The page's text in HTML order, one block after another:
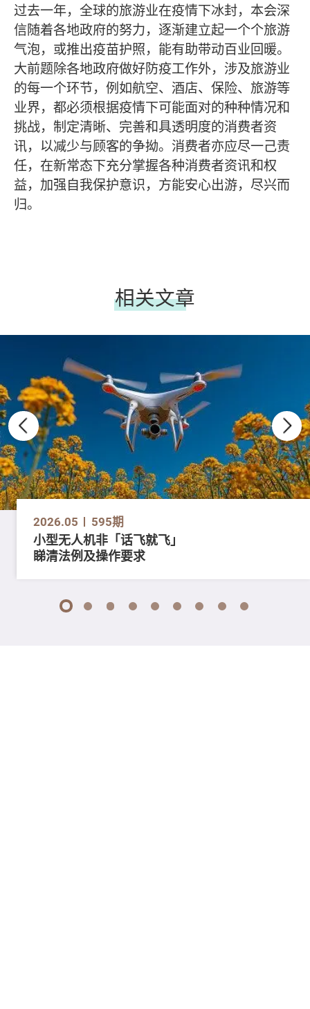
过去一年，全球的旅游业在疫情下冰封，本会深
信随着各地政府的努力，逐渐建立起一个个旅游
气泡，或推出疫苗护照，能有助带动百业回暖。
大前题除各地政府做好防疫工作外，涉及旅游业
的每一个环节，例如航空、酒店、保险、旅游等
业界，都必须根据疫情下可能面对的种种情况和
挑战，制定清晰、完善和具透明度的消费者资
讯，以减少与顾客的争拗。消费者亦应尽一己责
任，在新常态下充分掌握各种消费者资讯和权
益，加强自我保护意识，方能安心出游，尽兴而
归。
相关文章
2026.05 595期
小型无人机非「话飞就飞」
睇清法例及操作要求
1 2 3 4 5 6 7 8 9